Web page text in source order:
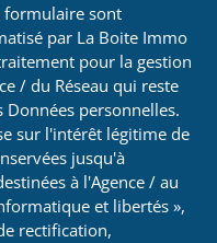
formulaire sont
par La Boite Immo
pour la gestion
/ du Réseau qui reste
Données personnelles.
sur l'intérêt légitime de
jusqu'à
à l'Agence / au
et libertés »,
rectification,